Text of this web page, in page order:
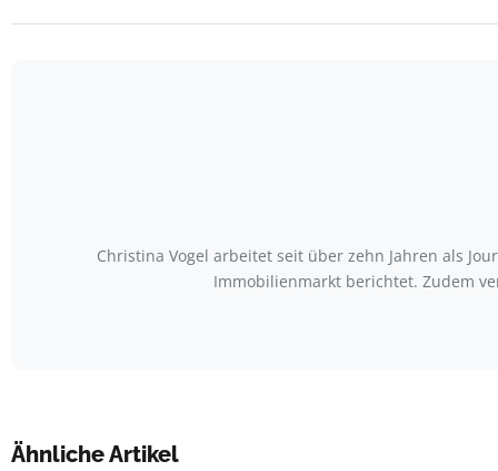
Christina Vogel arbeitet seit über zehn Jahren als
Immobilienmarkt berichtet. Zudem
Ähnliche Artikel